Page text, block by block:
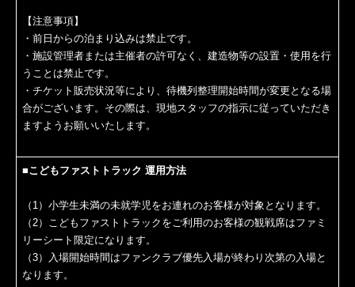
【注意事項】
・前日からの泊まり込みは禁止です。
・施設管理者または主催者の許可なく、建造物等の設置・使用を行
うことは禁止です。
・チケット販売状況等により、待機列整理開始時間が変更となる場
合がございます。その際は、現地スタッフの指示に従っていただき
ますようお願いいたします。
■こどもファストトラック 運用方法
（1）小学生未満の未就学児をお連れのお客様が対象となります。
（2）こどもファストトラックをご利用のお客様の観戦席はファミ
リーシート限定になります。
（3）入場開始時間はファンクラブ優先入場が終わり次第の入場と
なります。